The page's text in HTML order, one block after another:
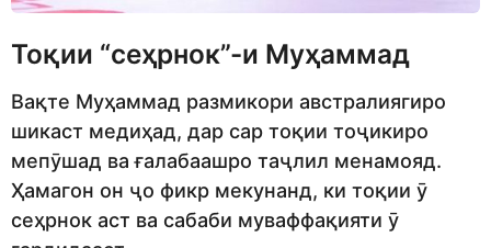
Тоқии “сеҳрнок”-и Муҳаммад
Вақте Муҳаммад размикори австралиягиро
шикаст медиҳад, дар сар тоқии тоҷикиро
мепӯшад ва ғалабаашро таҷлил менамояд.
Ҳамагон он ҷо фикр мекунанд, ки тоқии ӯ
сеҳрнок аст ва сабаби муваффақияти ӯ